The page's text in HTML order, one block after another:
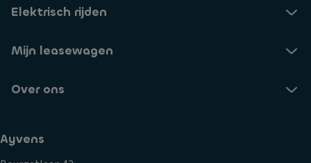
a
n
d
ic
Vl
er
tt
r
ni
s
h
a
ct
Elektrisch rijden
Mijn leasewagen
Over ons
Ayvens